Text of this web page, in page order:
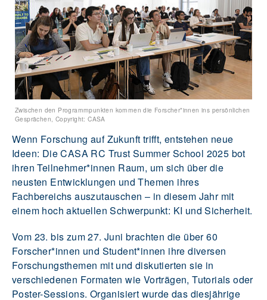
Zwischen den Programmpunkten kommen die Forscher*innen ins persönlichen
Gesprächen, Copyright: CASA
Wenn Forschung auf Zukunft trifft, entstehen neue
Ideen: Die CASA RC Trust Summer School 2025 bot
ihren Teilnehmer*innen Raum, um sich über die
neusten Entwicklungen und Themen ihres
Fachbereichs auszutauschen – in diesem Jahr mit
einem hoch aktuellen Schwerpunkt: KI und Sicherheit.
Vom 23. bis zum 27. Juni brachten die über 60
Forscher*innen und Student*innen ihre diversen
Forschungsthemen mit und diskutierten sie in
verschiedenen Formaten wie Vorträgen, Tutorials oder
Poster-Sessions. Organisiert wurde das diesjährige